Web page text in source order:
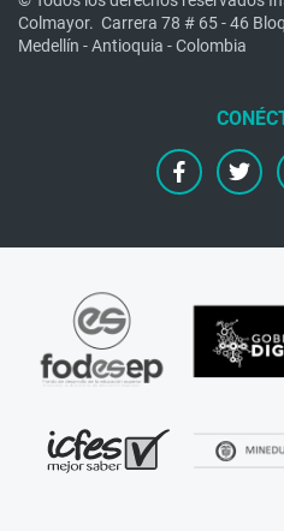
Colmayor. Carrera 78 # 65 - 46
Medellín - Antioquia - Colombia